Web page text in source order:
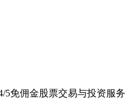
5免佣金股票交易与投资服务